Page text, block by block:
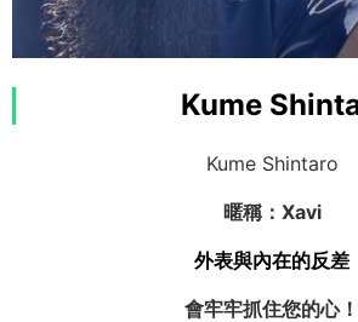
我一直思考著要成為能守護野生動
想了解自然樂趣與魅力的人！
歡迎在行程中一起聊聊
Kume
Kume Shintaro
暱稱：Xavi
外表與內在的反差
會牢牢抓住您的心！